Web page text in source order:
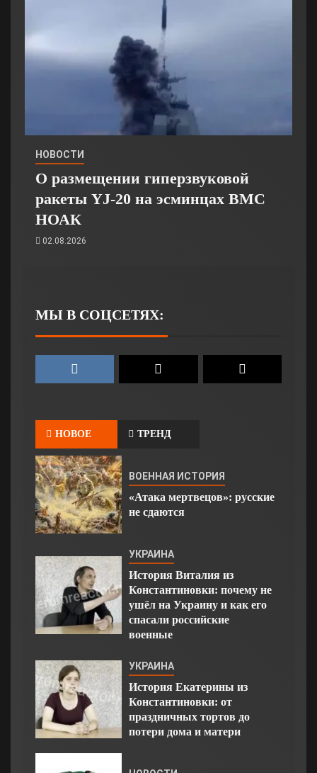
НОВОСТИ
О размещении гиперзвуковой
ракеты YJ-20 на эсминцах ВМС
НОАК
02.08.2026
МЫ В СОЦСЕТЯХ:
НОВОЕ ТРЕНД
ВОЕННАЯ ИСТОРИЯ
«Атака мертвецов»: русские
не сдаются
УКРАИНА
История Виталия из
Константиновки: почему не
ушёл на Украину и как его
спасали российские
военные
УКРАИНА
История Екатерины из
Константиновки: от
праздничных тортов до
потери дома и матери